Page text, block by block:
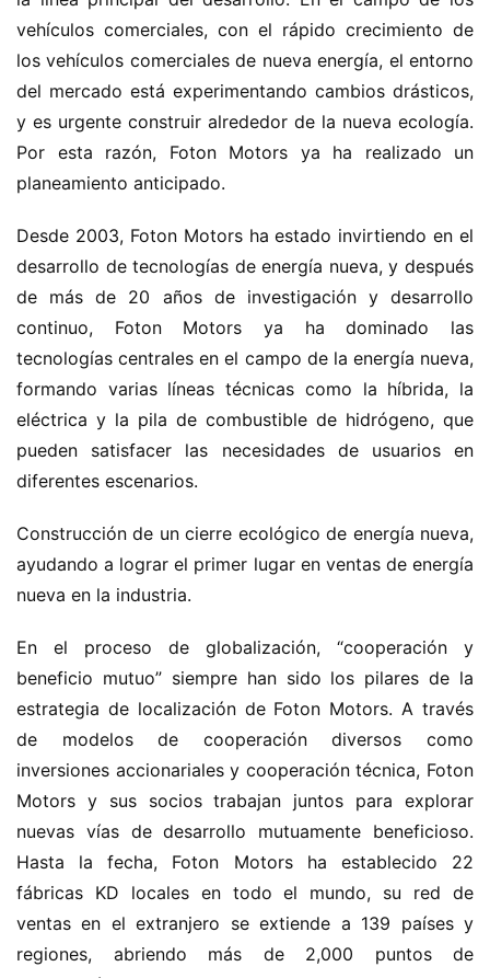
H
o
a
m
vehículos comerciales, con el rápido crecimiento de
los vehículos comerciales de nueva energía, el entorno
del mercado está experimentando cambios drásticos,
y es urgente construir alrededor de la nueva ecología.
Por esta razón, Foton Motors ya ha realizado un
planeamiento anticipado.
Desde 2003, Foton Motors ha estado invirtiendo en el
desarrollo de tecnologías de energía nueva, y después
de más de 20 años de investigación y desarrollo
continuo, Foton Motors ya ha dominado las
tecnologías centrales en el campo de la energía nueva,
formando varias líneas técnicas como la híbrida, la
eléctrica y la pila de combustible de hidrógeno, que
pueden satisfacer las necesidades de usuarios en
diferentes escenarios.
Construcción de un cierre ecológico de energía nueva,
ayudando a lograr el primer lugar en ventas de energía
nueva en la industria.
En el proceso de globalización, “cooperación y
beneficio mutuo” siempre han sido los pilares de la
estrategia de localización de Foton Motors. A través
de modelos de cooperación diversos como
inversiones accionariales y cooperación técnica, Foton
Motors y sus socios trabajan juntos para explorar
nuevas vías de desarrollo mutuamente beneficioso.
Hasta la fecha, Foton Motors ha establecido 22
fábricas KD locales en todo el mundo, su red de
ventas en el extranjero se extiende a 139 países y
regiones, abriendo más de 2,000 puntos de